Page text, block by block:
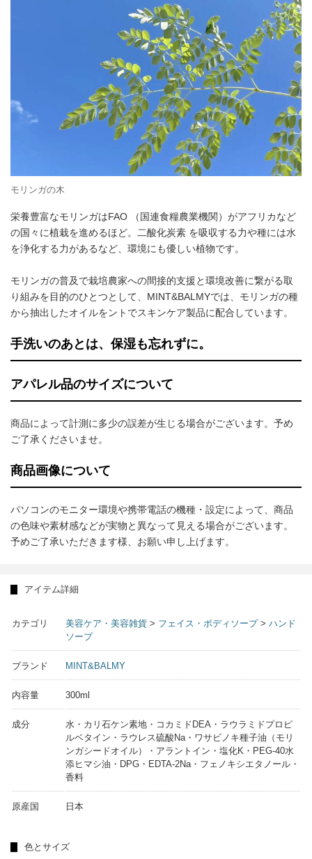
モリンガの木
栄養豊富なモリンガはFAO （国連食糧農業機関）がアフリカなど
の国々に植栽を進めるほど。二酸化炭素 を吸収する力や種には水
を浄化する力があるなど、環境にも優しい植物です。
モリンガの普及で栽培農家への間接的支援と環境改善に繋がる取
り組みを目的のひとつとして、MINT&BALMYでは、モリンガの種
から抽出したオイルをントでスキンケア製品に配合しています。
手洗いのあとは、保湿も忘れずに。
アパレル品のサイズについて
商品によって計測に多少の誤差が生じる場合がございます。予め
ご了承くださいませ。
商品画像について
パソコンのモニター環境や携帯電話の機種・設定によって、商品
の色味や素材感などが実物と異なって見える場合がございます。
予めご了承いただきます様、お願い申し上げます。
アイテム詳細
カテゴリ 美容ケア・美容雑貨 > フェイス・ボディソープ> ハンド
ソープ
ブランド MINT&BALMY
内容量 300ml
成分
水・カリ石ケン素地・コカミドDEA・ラウラミドプロピ
ルベタイン・ラウレス硫酸Na・ワサビノキ種子油（モリ
ンガシードオイル）・アラントイン・塩化K・PEG-40水
添ヒマシ油・DPG・EDTA-2Na・フェノキシエタノール・
香料
原産国 日本
色とサイズ